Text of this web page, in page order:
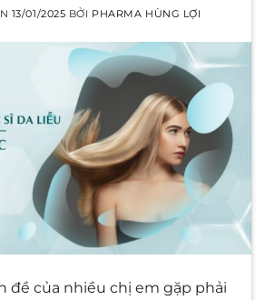
13/01/2025 BỞI PHARMA HÙNG LỢI
đề của nhiều chị em gặp phải